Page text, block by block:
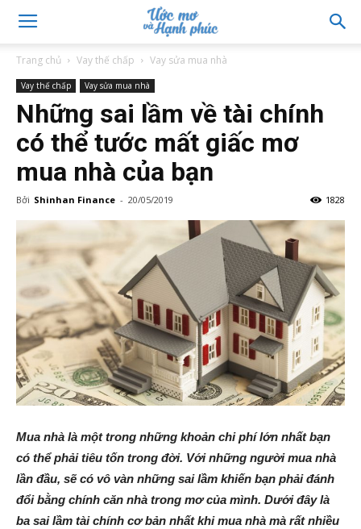
Trang chủ Vay thế chấp Vay sửa mua nhà
Vay thế chấp Vay sửa mua nhà
Những sai lầm về tài chính
có thể tước mất giấc mơ
mua nhà của bạn
Bởi Shinhan Finance - 20/05/2019 1828
Mua nhà là một trong những khoản chi phí lớn nhất bạn
có thể phải tiêu tốn trong đời. Với những người mua nhà
lần đầu, sẽ có vô vàn những sai lầm khiến bạn phải đánh
đổi bằng chính căn nhà trong mơ của mình. Dưới đây là
ba sai lầm tài chính cơ bản nhất khi mua nhà mà rất nhiều